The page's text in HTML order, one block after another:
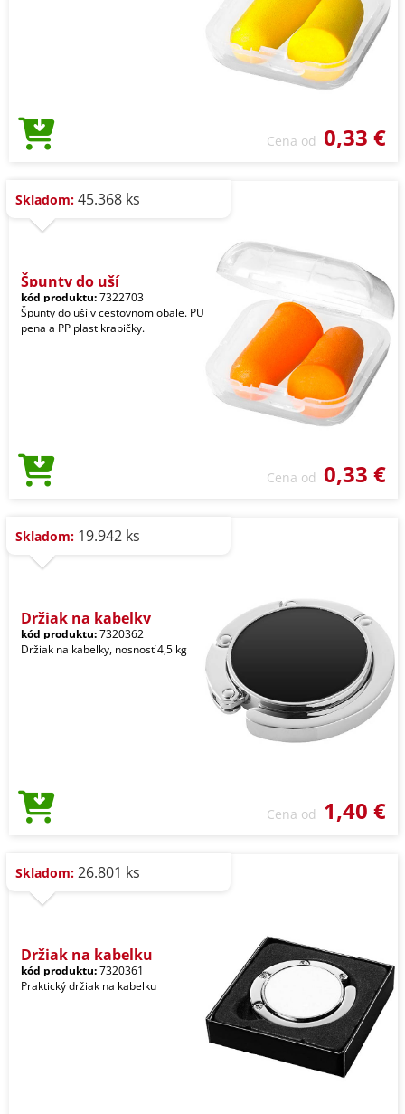
Cena od 0,33 €
Skladom: 45.368 ks
Špunty do uší
kód produktu:7322703
Špunty do uší v cestovnom obale. PU
pena a PP plast krabičky.
Cena od 0,33 €
Skladom: 19.942 ks
Držiak na kabelky
kód produktu:7320362
Držiak na kabelky, nosnosť 4,5 kg
Cena od 1,40 €
Skladom: 26.801 ks
Držiak na kabelku
kód produktu:7320361
Praktický držiak na kabelku